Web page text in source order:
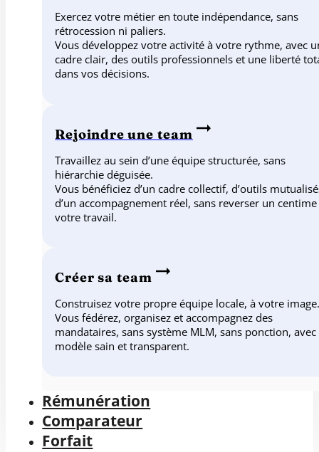
Exercez votre métier en toute indépendance, sans
rétrocession ni paliers.
Vous développez votre activité à votre rythme, avec
cadre clair, des outils professionnels et une liberté
dans vos décisions.
Rejoindre une team
Travaillez au sein d’une équipe structurée, sans
hiérarchie déguisée.
Vous bénéficiez d’un cadre collectif, d’outils
d’un accompagnement réel, sans reverser un
votre travail.
Créer sa team
Construisez votre propre équipe locale, à votre
Vous fédérez, organisez et accompagnez des
mandataires, sans système MLM, sans ponction,
modèle sain et transparent.
Rémunération
Comparateur
Forfait